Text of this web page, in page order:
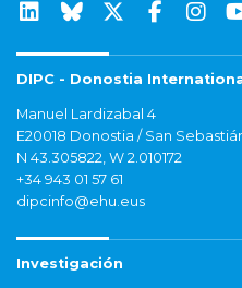
DIPC - Donostia
Manuel Lardizabal 4
E20018 Donostia / San
N 43.305822, W 2.010172
+34 943 01 57 61
dipcinfo@ehu.eus
Investigación